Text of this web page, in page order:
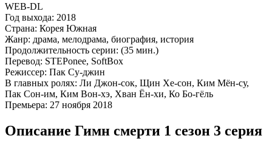
WEB-DL
Год выхода: 2018
Страна: Корея Южная
Жанр: драма, мелодрама, биография, история
Продолжительность серии: (35 мин.)
Перевод: STEPonee, SoftBox
Режиссер: Пак Су-джин
В главных ролях: Ли Джон-сок, Щин Хе-сон, Ким Мён-су,
Пак Сон-им, Ким Вон-хэ, Хван Ён-хи, Ко Бо-гёль
Премьера: 27 ноября 2018
Описание Гимн смерти 1 сезон 3 серия